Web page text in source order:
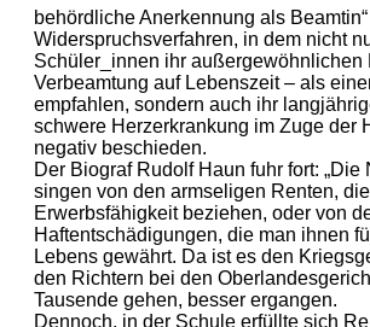
behördliche Anerkennung als
Widerspruchsverfahren, in dem nicht
Schüler_innen ihr
Verbeamtung auf Lebenszeit – als
empfahlen, sondern auch ihr
schwere Herzerkrankung im Zuge der
negativ beschieden.
Der Biograf Rudolf Haun fuhr fort:
singen von den armseligen Renten,
Erwerbsfähigkeit beziehen, oder von
Haftentschädigungen, die man ihnen
Lebens gewährt. Da ist es den
den Richtern bei den
Tausende gehen, besser ergangen.
Dennoch, in der Schule erfüllte sich